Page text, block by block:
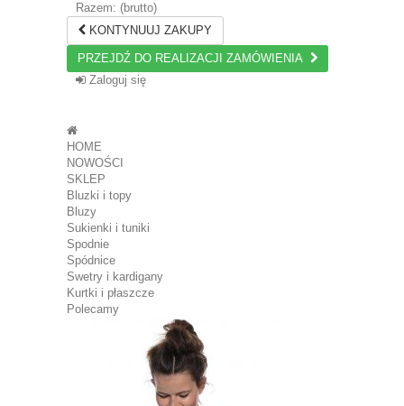
Razem: (brutto)
KONTYNUUJ ZAKUPY
PRZEJDŹ DO REALIZACJI ZAMÓWIENIA
Zaloguj się
HOME
NOWOŚCI
SKLEP
Bluzki i topy
Bluzy
Sukienki i tuniki
Spodnie
Spódnice
Swetry i kardigany
Kurtki i płaszcze
Polecamy